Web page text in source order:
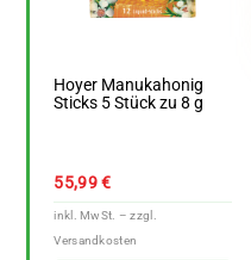
Hoyer Manukahonig
Sticks 5 Stück zu 8 g
55,99€